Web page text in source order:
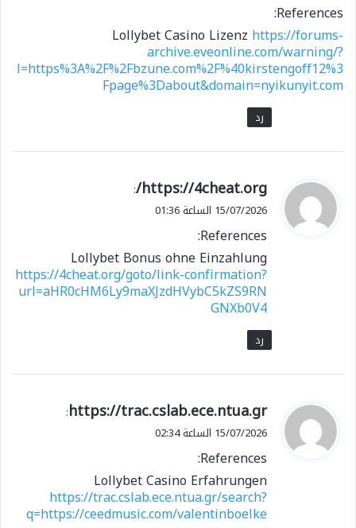
References:
Lollybet Casino Lizenz https://forums-
archive.eveonline.com/warning/?
l=https%3A%2F%2Fbzune.com%2F%40kirstengoff12%3
Fpage%3Dabout&domain=nyikunyit.com
رد
ي
ق
ل
https://4cheat.org/
:
15/07/2026 الساعة 01:36
References:
Lollybet Bonus ohne Einzahlung
https://4cheat.org/goto/link-confirmation?
url=aHR0cHM6Ly9maXJzdHVybC5kZS9RN
GNXb0V4
رد
ي
ق
ل
https://trac.cslab.ece.ntua.gr
:
15/07/2026 الساعة 02:34
References:
Lollybet Casino Erfahrungen
https://trac.cslab.ece.ntua.gr/search?
q=https://ceedmusic.com/valentinboelke